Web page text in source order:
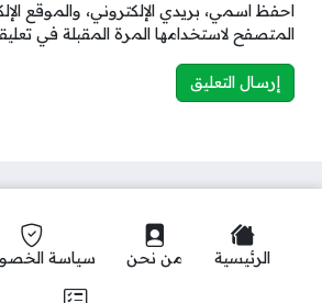
احفظ اسمي، بريدي الإلكتروني، والموقع
المتصفح لاستخدامها المرة المقبلة في
الرئيسية من نحن سياسة